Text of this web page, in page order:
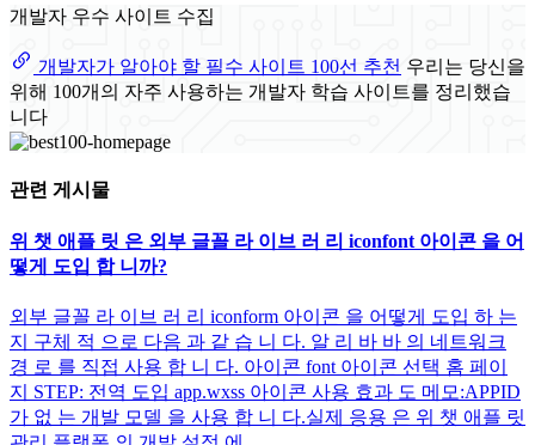
개발자 우수 사이트 수집
개발자가 알아야 할 필수 사이트 100선 추천 우리는 당신을
위해 100개의 자주 사용하는 개발자 학습 사이트를 정리했습
니다
관련 게시물
위 챗 애플 릿 은 외부 글꼴 라 이브 러 리 iconfont 아이콘 을 어
떻게 도입 합 니까?
외부 글꼴 라 이브 러 리 iconform 아이콘 을 어떻게 도입 하 는
지 구체 적 으로 다음 과 같 습 니 다. 알 리 바 바 의 네트워크
경 로 를 직접 사용 합 니 다. 아이콘 font 아이콘 선택 홈 페이
지 STEP: 전역 도입 app.wxss 아이콘 사용 효과 도 메모:APPID
가 없 는 개발 모델 을 사용 합 니 다.실제 응용 은 위 챗 애플 릿